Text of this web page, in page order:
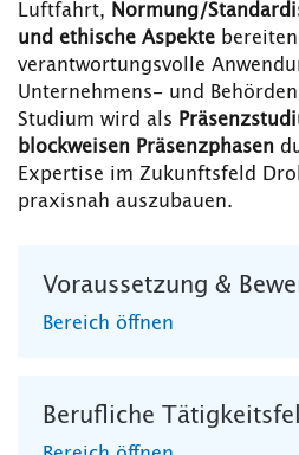
Luftfahrt, Normung/
und ethische Aspekte
verantwortungsvolle
Unternehmens- und
Studium wird als
blockweisen Präsenzphasen
Expertise im Zukunftsfeld
praxisnah auszubauen.
Voraussetzung &
Bereich öffnen
Berufliche